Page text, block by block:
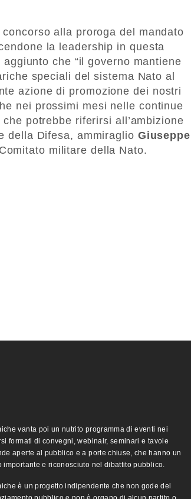
alla proroga del mandato
la leadership in questa
che “il governo mantiene
speciali del sistema Nato al
azione di promozione dei nostri
nei prossimi mesi nelle continue
potrebbe riferirsi all’ambizione
della Difesa, ammiraglio Giuseppe
militare della Nato.
vanta poi un nutrito programma di eventi nei
formati di convegni, webinair, seminari e tavole
aperte al pubblico e a porte chiuse, che hanno un
importante e riconosciuto nel dibattito pubblico.
è un progetto indipendente che non gode del